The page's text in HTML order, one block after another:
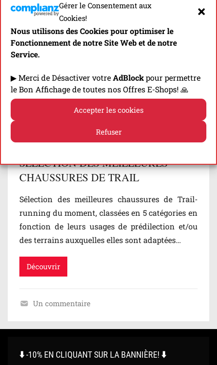
Gérer le Consentement aux
Cookies!
Nous utilisons des Cookies pour optimiser le
Fonctionnement de notre Site Web et de notre
Service.
▶ Merci de Désactiver votreAdBlockpour permettre
le Bon Affichage de toutes nos Offres E-Shops! 🙏
Accepter les cookies
Refuser
a
C
a
t
g
o
U
a
g
e
s
y
e
Pro, un Modèle Haut de Gamme & Polyvalent du
point de vue des Distances…
Découvrir
SÉLECTION DES MEILLEURES
CHAUSSURES DE TRAIL
Sélection des meilleures chaussures de Trail-
running du moment, classées en 5 catégories en
fonction de leurs usages de prédilection et/ou
des terrains auxquelles elles sont adaptées…
Découvrir
o
c
Un commentaire
⬇️ -10% EN CLIQUANT SUR LA BANNIÈRE! ⬇️